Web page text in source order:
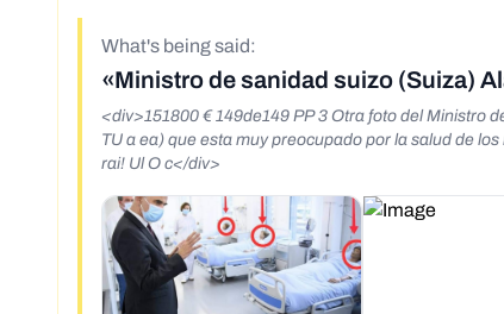
What's being said:
«Ministro de sanidad suizo (Suiza)
<div>151800 € 149de149 PP 3 Otra foto del Ministro
TU a ea) que esta muy preocupado por la salud de
rai! Ul O c</div>